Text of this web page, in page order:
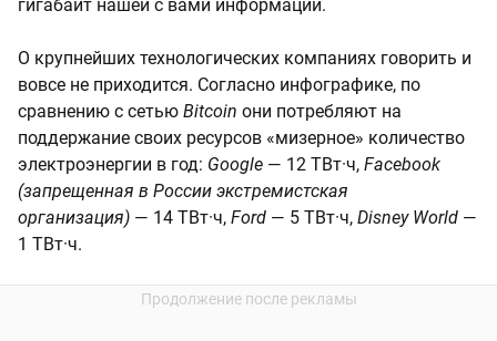
гигабайт нашей с вами информации.
О крупнейших технологических компаниях говорить и
вовсе не приходится. Согласно инфографике, по
сравнению с сетью Bitcoin они потребляют на
поддержание своих ресурсов «мизерное» количество
электроэнергии в год: Google — 12 ТВт·ч, Facebook
(запрещенная в России экстремистская
организация) — 14 ТВт·ч, Ford — 5 ТВт·ч, Disney World —
1 ТВт·ч.